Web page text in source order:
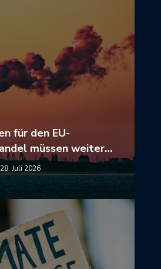
für den EU-
müssen weiter…
28. Juli 2026